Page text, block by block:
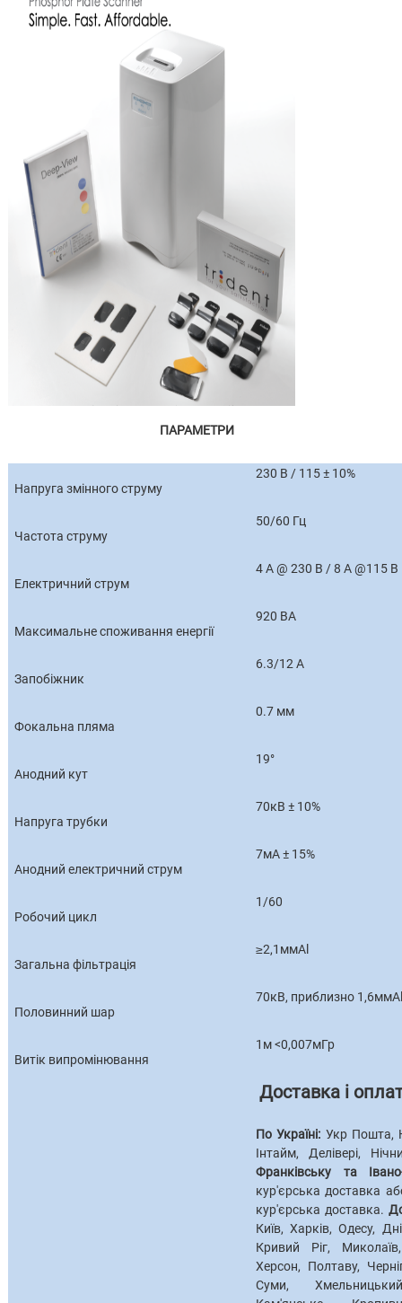
ПАРАМЕТРИ
Напруга змінного струму
230 В / 115 ± 10%
Частота струму
50/60 Гц
Електричний струм
4 A @ 230 В / 8 А @115 В
Максимальне споживання енергії
920 ВА
Запобіжник
6.3/12 A
Фокальна пляма
0.7 мм
Анодний кут
19°
Напруга трубки
70кВ ± 10%
Анодний електричний струм
7мА ± 15%
Робочий цикл
1/60
Загальна фільтрація
≥2,1ммAl
Половинний шар
70кВ, приблизно 1,6ммAl
Витік випромінювання
1м <0,007мГр
Доставка і
По Україні: Укр Пошта,
Інтайм, Делівері,
Франківську та
кур'єрська доставка
кур'єрська доставка.
Київ, Харків, Одесу,
Кривий Ріг,
Херсон, Полтаву,
Суми,